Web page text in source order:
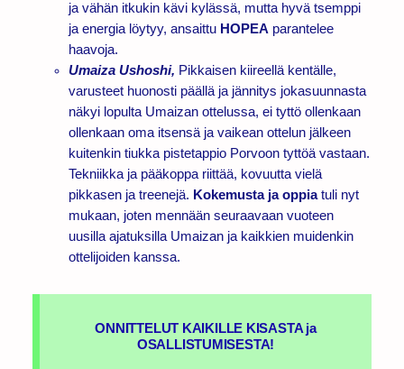
ja vähän itkukin kävi kylässä, mutta hyvä tsemppi
ja energia löytyy, ansaittu HOPEA parantelee
haavoja.
Umaiza Ushoshi, Pikkaisen kiireellä kentälle,
varusteet huonosti päällä ja jännitys jokasuunnasta
näkyi lopulta Umaizan ottelussa, ei tyttö ollenkaan
ollenkaan oma itsensä ja vaikean ottelun jälkeen
kuitenkin tiukka pistetappio Porvoon tyttöä vastaan.
Tekniikka ja pääkoppa riittää, kovuutta vielä
pikkasen ja treenejä. Kokemusta ja oppiatuli nyt
mukaan, joten mennään seuraavaan vuoteen
uusilla ajatuksilla Umaizan ja kaikkien muidenkin
ottelijoiden kanssa.
ONNITTELUT KAIKILLE KISASTA ja
OSALLISTUMISESTA!